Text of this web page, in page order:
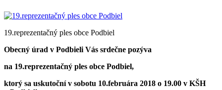
19.reprezentačný ples obce Podbiel
Obecný úrad v Podbieli Vás srdečne pozýva
na 19.reprezentačný ples obce Podbiel,
ktorý sa uskutoční v sobotu 10.februára 2018 o 19.00 v KŠH